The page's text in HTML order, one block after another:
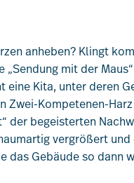
anheben? Klingt
„Sendung mit der
eine Kita, unter deren
Zwei-Kompetenen-
der begeisterten
vergrößert
das Gebäude so dann